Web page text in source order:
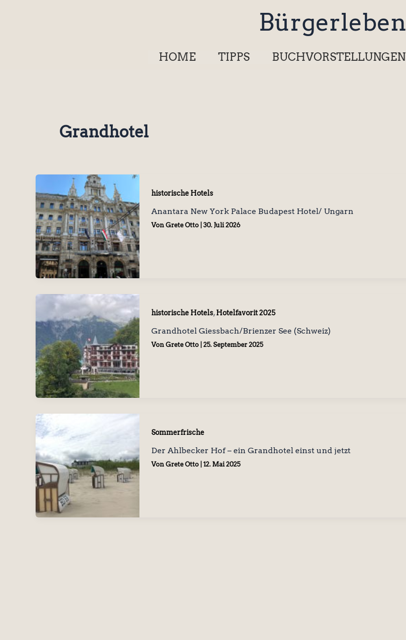
Bürgerleben
HOME TIPPS BUCHVORSTELLUNGEN
Grandhotel
historische Hotels
Anantara New York Palace Budapest Hotel/ Ungarn
Von Grete Otto 30. Juli 2026
historische Hotels,Hotelfavorit 2025
Grandhotel Giessbach/Brienzer See (Schweiz)
Von Grete Otto 25. September 2025
Sommerfrische
Der Ahlbecker Hof – ein Grandhotel einst und jetzt
Von Grete Otto 12. Mai 2025